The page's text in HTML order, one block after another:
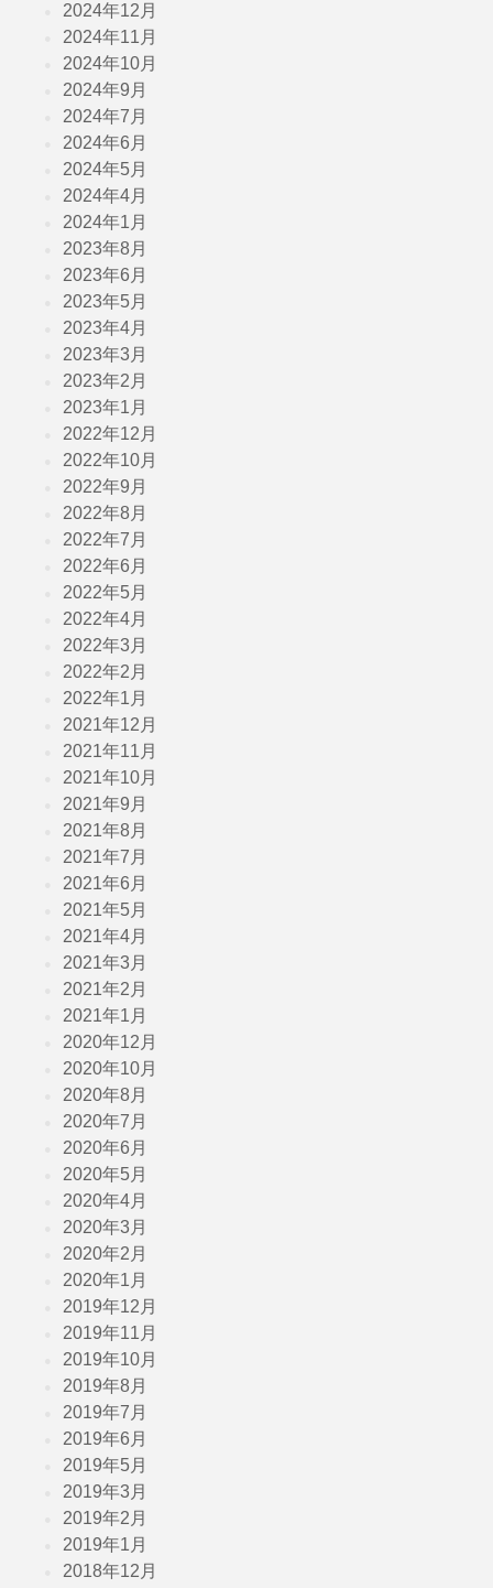
2024年12月
2024年11月
2024年10月
2024年9月
2024年7月
2024年6月
2024年5月
2024年4月
2024年1月
2023年8月
2023年6月
2023年5月
2023年4月
2023年3月
2023年2月
2023年1月
2022年12月
2022年10月
2022年9月
2022年8月
2022年7月
2022年6月
2022年5月
2022年4月
2022年3月
2022年2月
2022年1月
2021年12月
2021年11月
2021年10月
2021年9月
2021年8月
2021年7月
2021年6月
2021年5月
2021年4月
2021年3月
2021年2月
2021年1月
2020年12月
2020年10月
2020年8月
2020年7月
2020年6月
2020年5月
2020年4月
2020年3月
2020年2月
2020年1月
2019年12月
2019年11月
2019年10月
2019年8月
2019年7月
2019年6月
2019年5月
2019年3月
2019年2月
2019年1月
2018年12月